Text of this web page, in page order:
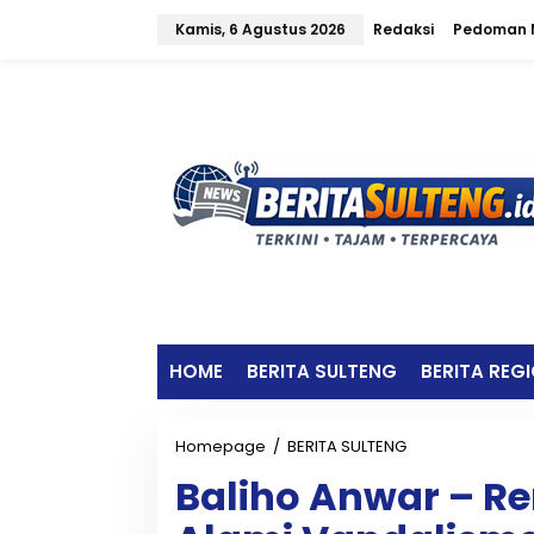
Kamis, 6 Agustus 2026 Redaksi Pedoman
HOME BERITA SULTENG BERITA
Homepage / BERITA SULTENG
l
i
Baliho Anwar –